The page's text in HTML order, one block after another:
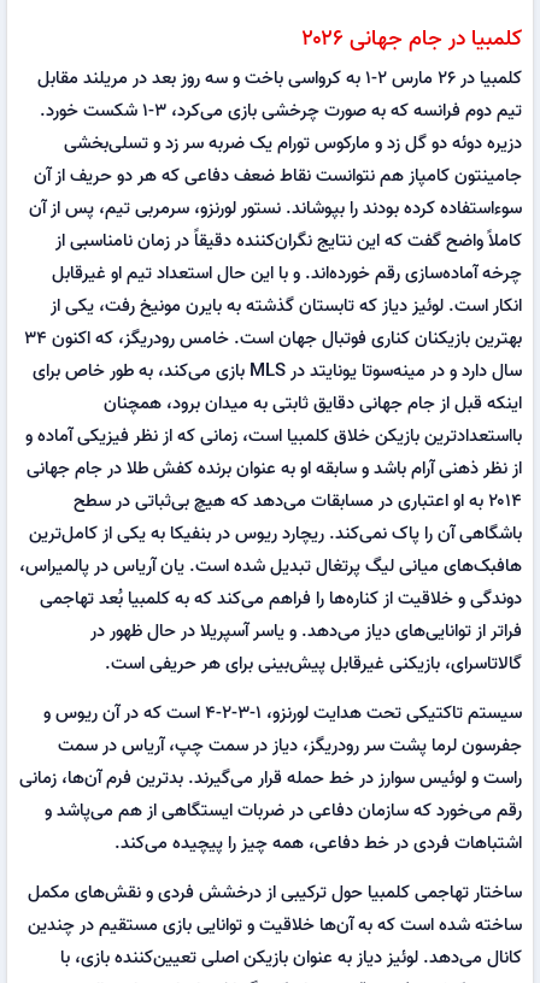
کلمبیا در جام جهانی ۲۰۲۶
کلمبیا در ۲۶ مارس ۲-۱ به کرواسی باخت و سه روز بعد در مریلند مقابل
تیم دوم فرانسه که به صورت چرخشی بازی می‌کرد، ۳-۱ شکست خورد.
دزیره دوئه دو گل زد و مارکوس تورام یک ضربه سر زد و تسلی‌بخشی
جامینتون کامپاز هم نتوانست نقاط ضعف دفاعی که هر دو حریف از آن
سوءاستفاده کرده بودند را بپوشاند. نستور لورنزو، سرمربی تیم، پس از آن
کاملاً واضح گفت که این نتایج نگران‌کننده دقیقاً در زمان نامناسبی از
چرخه آماده‌سازی رقم خورده‌اند. و با این حال استعداد تیم او غیرقابل
انکار است. لوئیز دیاز که تابستان گذشته به بایرن مونیخ رفت، یکی از
بهترین بازیکنان کناری فوتبال جهان است. خامس رودریگز، که اکنون ۳۴
سال دارد و در مینه‌سوتا یونایتد در MLS بازی می‌کند، به طور خاص برای
اینکه قبل از جام جهانی دقایق ثابتی به میدان برود، همچنان
بااستعدادترین بازیکن خلاق کلمبیا است، زمانی که از نظر فیزیکی آماده و
از نظر ذهنی آرام باشد و سابقه او به عنوان برنده کفش طلا در جام جهانی
۲۰۱۴ به او اعتباری در مسابقات می‌دهد که هیچ بی‌ثباتی در سطح
باشگاهی آن را پاک نمی‌کند. ریچارد ریوس در بنفیکا به یکی از کامل‌ترین
هافبک‌های میانی لیگ پرتغال تبدیل شده است. یان آریاس در پالمیراس،
دوندگی و خلاقیت از کناره‌ها را فراهم می‌کند که به کلمبیا بُعد تهاجمی
فراتر از توانایی‌های دیاز می‌دهد. و یاسر آسپریلا در حال ظهور در
گالاتاسرای، بازیکنی غیرقابل پیش‌بینی برای هر حریفی است.
سیستم تاکتیکی تحت هدایت لورنزو، ۱-۳-۲-۴ است که در آن ریوس و
جفرسون لرما پشت سر رودریگز، دیاز در سمت چپ، آریاس در سمت
راست و لوئیس سوارز در خط حمله قرار می‌گیرند. بدترین فرم آن‌ها، زمانی
رقم می‌خورد که سازمان دفاعی در ضربات ایستگاهی از هم می‌پاشد و
اشتباهات فردی در خط دفاعی، همه چیز را پیچیده می‌کند.
ساختار تهاجمی کلمبیا حول ترکیبی از درخشش فردی و نقش‌های مکمل
ساخته شده است که به آن‌ها خلاقیت و توانایی بازی مستقیم در چندین
کانال می‌دهد. لوئیز دیاز به عنوان بازیکن اصلی تعیین‌کننده بازی، با